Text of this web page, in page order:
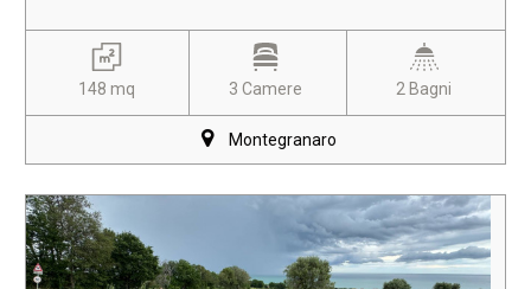
148 mq 3 Camere 2 Bagni
Montegranaro